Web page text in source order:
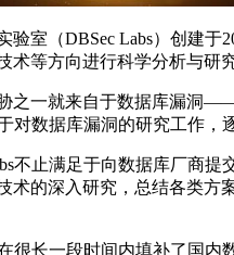
验室（DBSec Labs）创建
术等方向进行科学分析与研
之一就来自于数据库漏洞
对数据库漏洞的研究工作
不止满足于向数据库厂商
术的深入研究，总结各类方
很长一段时间内填补了国内